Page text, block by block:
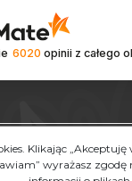
6020 opinii z całego
niniejszej
karnego oraz
Klikając
wyrażasz zgodę